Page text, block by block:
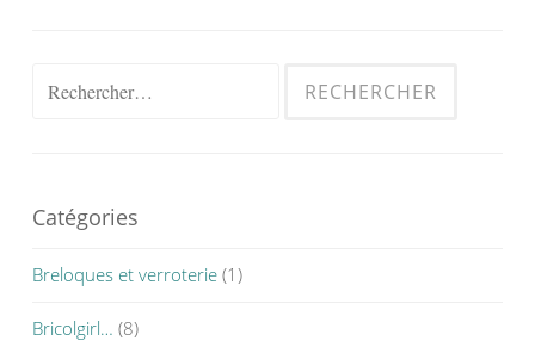
Rechercher :
Catégories
Breloques et verroterie (1)
Bricolgirl… (8)